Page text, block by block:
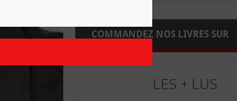
COMMANDEZ NOS LIVRES SUR
LES + LUS